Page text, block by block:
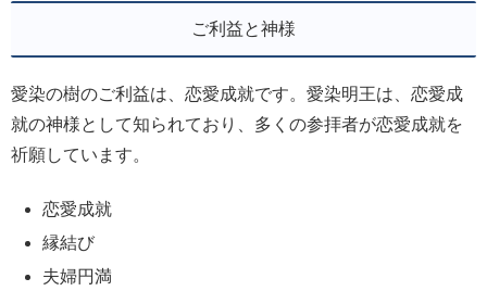
ご利益と神様
愛染の樹のご利益は、恋愛成就です。愛染明王は、恋愛成
就の神様として知られており、多くの参拝者が恋愛成就を
祈願しています。
恋愛成就
縁結び
夫婦円満